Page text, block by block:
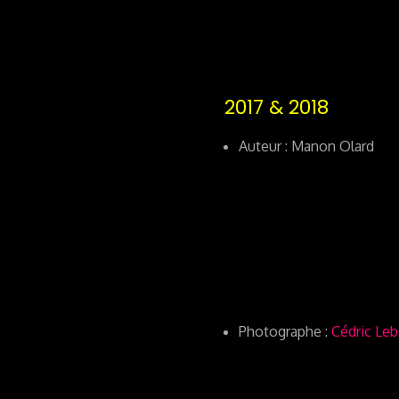
2017 & 2018
Auteur : Manon Olard
Photographe : Cédric